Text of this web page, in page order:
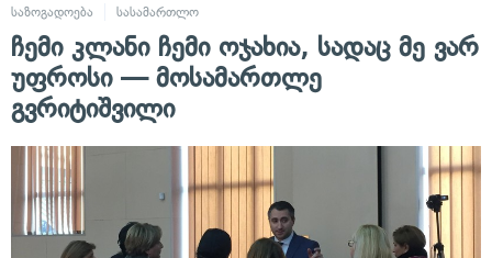
საზოგადოება
სასამართლო
ჩემი კლანი ჩემი ოჯახია, სადაც მე ვარ
უფროსი — მოსამართლე
გვრიტიშვილი